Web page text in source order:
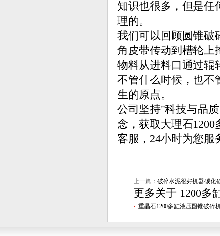
知识也很多，但是任
理的。
我们可以回顾圆锥破
角皮带传动到槽轮上
物料从进料口通过辊
不管什么时候，也不
生的原点。
公司坚持"科技与品
念，获取大理石
客服，24小时为您服
上一篇： 破碎水泥很好机器碳化
更多关于 1200多
重晶石1200多缸液压圆锥破碎